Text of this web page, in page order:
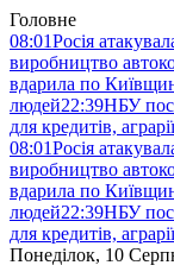
Головне
08:01Росія
виробництво
вдарила по
людей22:39НБУ
для кредитів,
08:01Росія
виробництво
вдарила по
людей22:39НБУ
для кредитів,
Понеділок, 10